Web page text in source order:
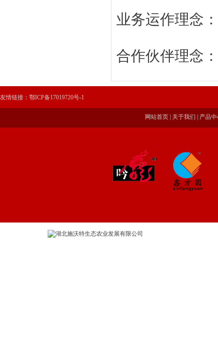
业务运作理念：
合作伙伴理念：
友情链接： 鄂ICP备17019720号-1
网站首页 关于我们 产品